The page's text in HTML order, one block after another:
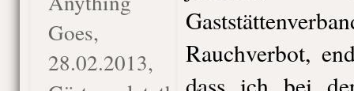
Goes,
28.02.2013,
Rauchverbot,